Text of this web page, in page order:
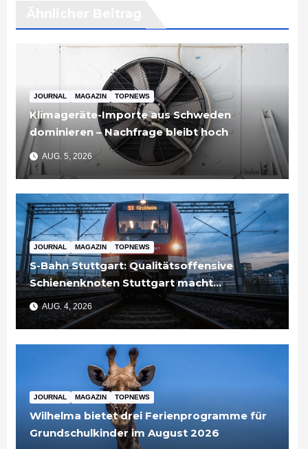
JOURNAL MAGAZIN TOPNEWS
Klimageräte-Importe aus Schweden
dominieren – Nachfrage bleibt hoch
AUG. 5, 2026
JOURNAL MAGAZIN TOPNEWS
S-Bahn Stuttgart: Qualitätsoffensive
Schienenknoten Stuttgart macht
Fortschritte – Projekte abgeschlossen
AUG. 4, 2026
JOURNAL MAGAZIN TOPNEWS
Wilhelma bietet drei Ferienprogramme für
Grundschulkinder im August 2026